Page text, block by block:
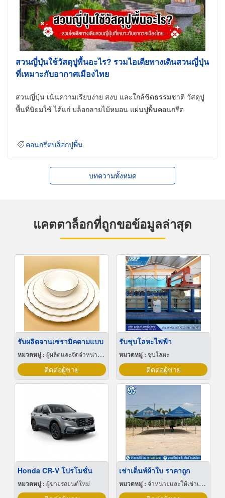
สวนญี่ปุ่นใช้วัสดุปูพื้นอะไร? รวมไอเดียทางเดินสวนญี่ปุ่น
ที่เหมาะกับอากาศเมืองไทย
สวนญี่ปุ่น เน้นความเรียบง่าย สงบ และใกล้ชิดธรรมชาติ วัสดุปู
พื้นที่นิยมใช้ ได้แก่ บล็อกลายไม้หมอน แผ่นปูพื้นคอนกรีต
คอนกรีตบล็อกปูพื้น
บทความทั้งหมด
แคตตาล็อกที่ถูกขอข้อมูลล่าสุด
รับผลิตจานเซรามิคตามแบบ
หมวดหมู่ : ผู้ผลิตและจัดจำหน่ายกระเบื้องเซรามิก
ติดต่อผู้ขาย
รับชุบโลหะไฟฟ้า
หมวดหมู่ : ชุบโลหะ
ติดต่อผู้ขาย
Honda CR-V โปรโมชั่น
หมวดหมู่ : ผู้ขายรถยนต์ใหม่
เช่าเต็นท์ผ้าใบ ราคาถูก
หมวดหมู่ : จำหน่ายและให้เช่าเต็นท์